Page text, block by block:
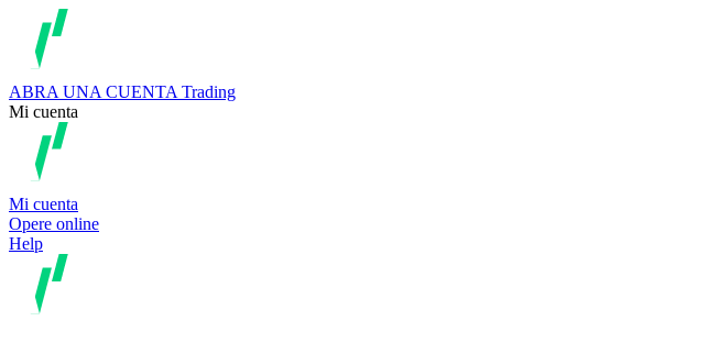
ABRA UNA CUENTA Trading
Mi cuenta
Mi cuenta
Opere online
Help